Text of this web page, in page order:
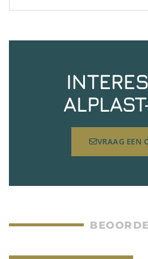
VRAAG EEN